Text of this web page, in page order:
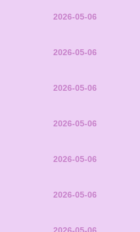
2026-05-06
2026-05-06
2026-05-06
2026-05-06
2026-05-06
2026-05-06